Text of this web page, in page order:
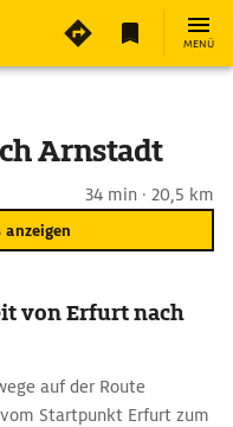
MENÜ
Arnstadt
34 min · 20,5 km
von Erfurt nach
auf der Route
Startpunkt Erfurt zum